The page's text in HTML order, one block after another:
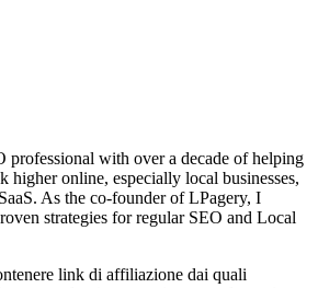
professional with over a decade of helping
higher online, especially local businesses,
As the co-founder of LPagery, I
strategies for regular SEO and Local
link di affiliazione dai quali